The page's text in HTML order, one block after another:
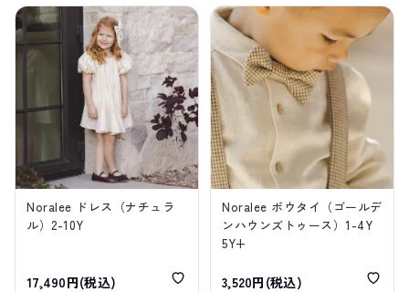
Noralee ドレス（ナチュラ
ル）2-10Y
17,490円(税込)
Noralee ボウタイ（ゴールデ
ンハウンズトゥース）1-4Y
5Y+
3,520円(税込)